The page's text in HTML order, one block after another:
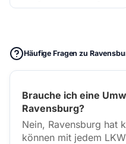
Häufige Fragen zu
Brauche ich eine
Ravensburg?
Nein, Ravensburg hat
können mit jedem